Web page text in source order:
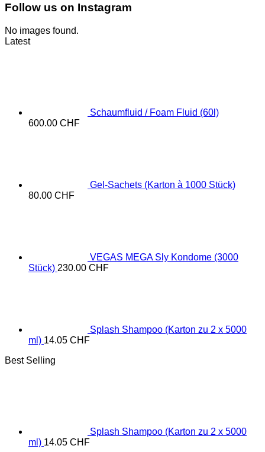
Follow us on Instagram
No images found.
Latest
Schaumfluid / Foam Fluid (60l)
600.00 CHF
Gel-Sachets (Karton à 1000 Stück)
80.00 CHF
VEGAS MEGA Sly Kondome (3000
Stück) 230.00 CHF
Splash Shampoo (Karton zu 2 x 5000
ml) 14.05 CHF
Best Selling
Splash Shampoo (Karton zu 2 x 5000
ml) 14.05 CHF